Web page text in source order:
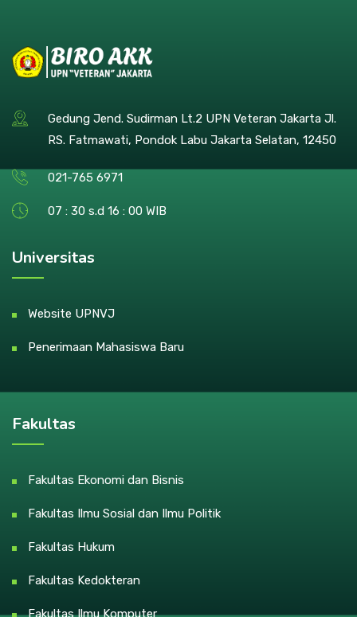
Gedung Jend. Sudirman Lt.2 UPN Veteran Jakarta Jl.
RS. Fatmawati, Pondok Labu Jakarta Selatan, 12450
021-765 6971
07 : 30 s.d 16 : 00 WIB
Universitas
Website UPNVJ
Penerimaan Mahasiswa Baru
Fakultas
Fakultas Ekonomi dan Bisnis
Fakultas Ilmu Sosial dan Ilmu Politik
Fakultas Hukum
Fakultas Kedokteran
Fakultas Ilmu Komputer